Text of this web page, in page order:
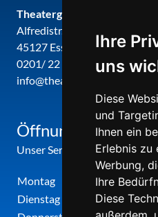
Ihre
uns
Diese
und
Ihnen ein
Erlebnis zu
Werbung,
Ihre
Diese
Theatergemeinde metropole
Alfredistr. 32
45127 Essen
0201/ 22 22 29
info@theatergemeinde-
Öffnungszeiten
Unser Service-Center ist zu
Montag
12:00
Dienstag
09:00